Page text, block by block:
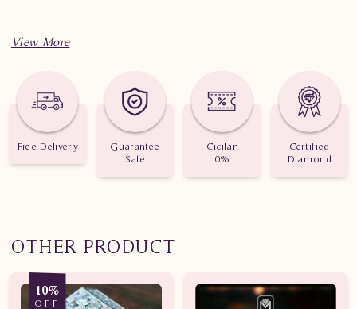
Spesifikasi penting untuk perhiasan Cincin Berlian Wanita
Berat: 5.450 gram
Jumlah berlian: 41 buah
Nilai Karat: 0.510 karat
Free Delivery
Guarantee
Safe
Cicilan
0%
Certified
Diamond
OTHER PRODUCT
10%
OFF